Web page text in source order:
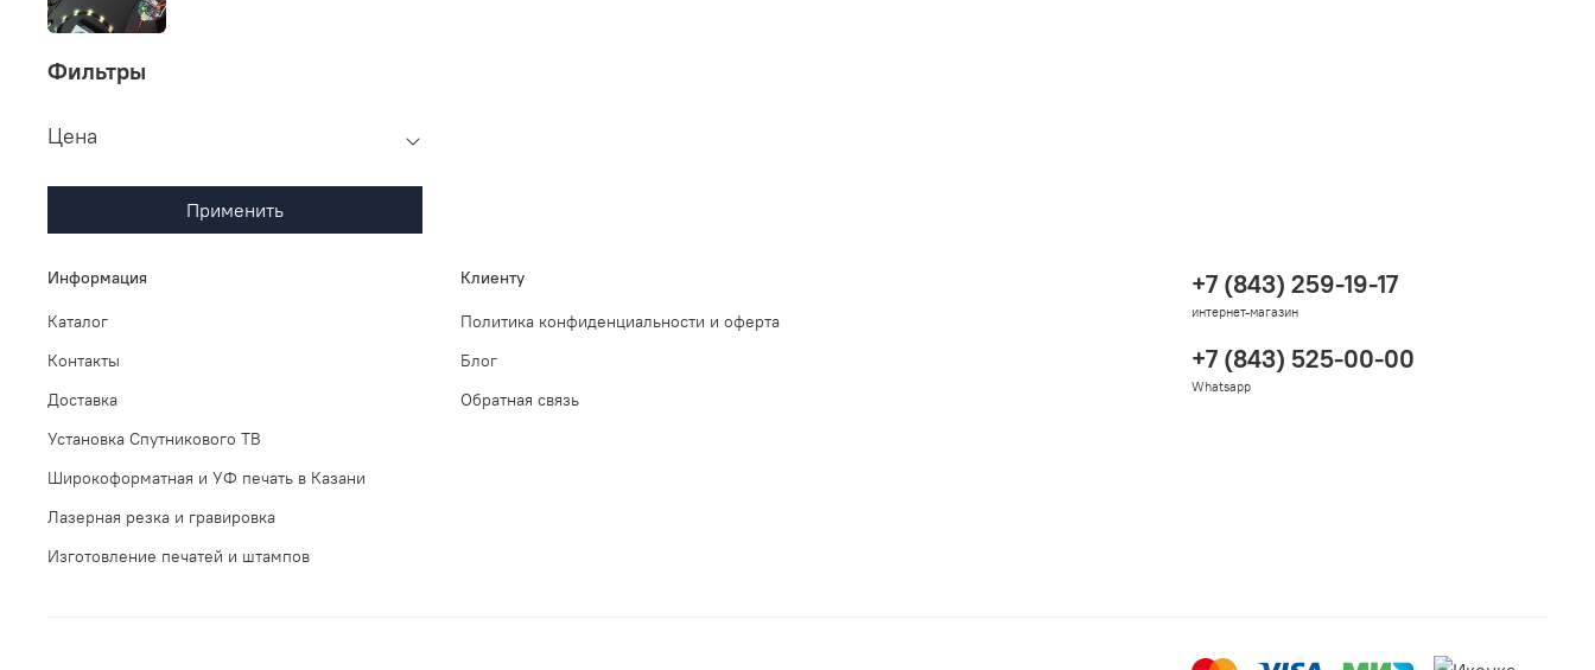
Фильтры
Цена
Применить
Информация
Каталог
Контакты
Доставка
Установка Спутникового ТВ
Широкоформатная и УФ печать в Казани
Лазерная резка и гравировка
Изготовление печатей и штампов
Клиенту
Политика конфиденциальности и оферта
Блог
Обратная связь
+7 (843) 259-19-17
интернет-магазин
+7 (843) 525-00-00
Whatsapp